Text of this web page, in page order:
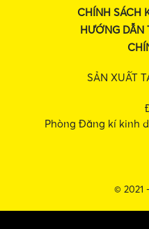
CHÍNH SÁCH
HƯỚNG DẪN
SẢN XUẤT
Phòng Đăng kí kinh
© 2021